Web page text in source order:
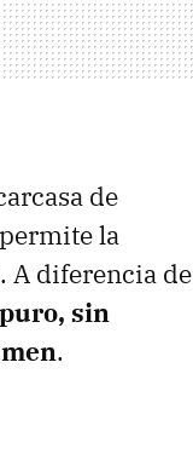
de
la
A diferencia de
sin
.